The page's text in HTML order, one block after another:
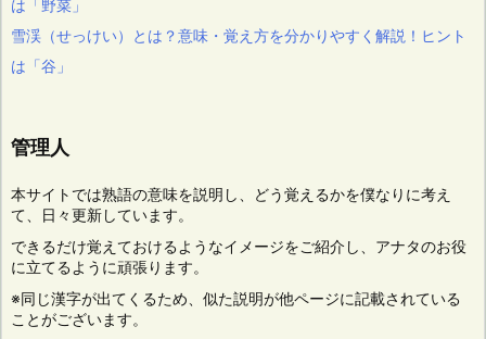
は「野菜」
雪渓（せっけい）とは？意味・覚え方を分かりやすく解説！ヒント
は「谷」
管理人
本サイトでは熟語の意味を説明し、どう覚えるかを僕なりに考え
て、日々更新しています。
できるだけ覚えておけるようなイメージをご紹介し、アナタのお役
に立てるように頑張ります。
※同じ漢字が出てくるため、似た説明が他ページに記載されている
ことがございます。